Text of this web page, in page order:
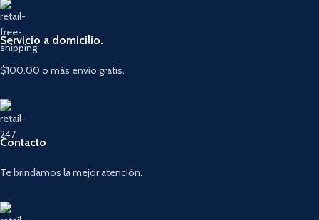
Servicio a domicilio.
$100.00 o más envío gratis.
Contacto
Te brindamos la mejor atención.